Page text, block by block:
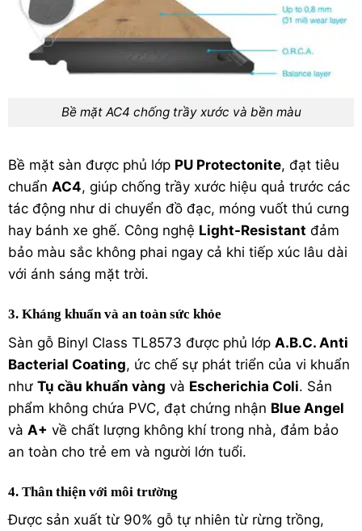
Bề mặt AC4 chống trầy xước và bền màu
Bề mặt sàn được phủ lớp PU Protectonite, đạt tiêu
chuẩn AC4, giúp chống trầy xước hiệu quả trước các
tác động như di chuyển đồ đạc, móng vuốt thú cưng
hay bánh xe ghế. Công nghệ Light-Resistant đảm
bảo màu sắc không phai ngay cả khi tiếp xúc lâu dài
với ánh sáng mặt trời.
3. Kháng khuẩn và an toàn sức khỏe
Sàn gỗ Binyl Class TL8573 được phủ lớp A.B.C. Anti
Bacterial Coating, ức chế sự phát triển của vi khuẩn
như Tụ cầu khuẩn vàng và Escherichia Coli. Sản
phẩm không chứa PVC, đạt chứng nhận Blue Angel
và A+ về chất lượng không khí trong nhà, đảm bảo
an toàn cho trẻ em và người lớn tuổi.
4. Thân thiện với môi trường
Được sản xuất từ 90% gỗ tự nhiên từ rừng trồng,